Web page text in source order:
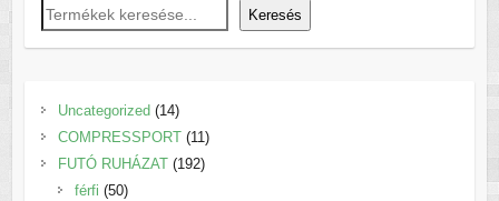
Keresés
Uncategorized 1414
termék
COMPRESSPORT 1111
termék
FUTÓ RUHÁZAT 192192
férfi 5050